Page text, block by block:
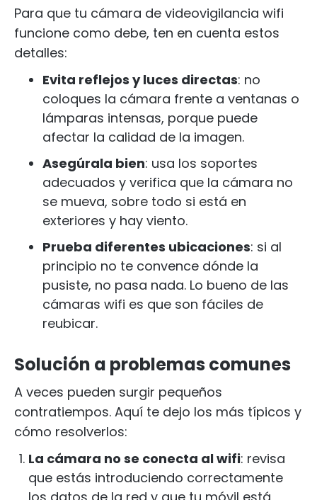
Para que tu cámara de videovigilancia wifi
funcione como debe, ten en cuenta estos
detalles:
Evita reflejos y luces directas: no
coloques la cámara frente a ventanas o
lámparas intensas, porque puede
afectar la calidad de la imagen.
Asegúrala bien: usa los soportes
adecuados y verifica que la cámara no
se mueva, sobre todo si está en
exteriores y hay viento.
Prueba diferentes ubicaciones: si al
principio no te convence dónde la
pusiste, no pasa nada. Lo bueno de las
cámaras wifi es que son fáciles de
reubicar.
Solución a problemas comunes
A veces pueden surgir pequeños
contratiempos. Aquí te dejo los más típicos y
cómo resolverlos:
La cámara no se conecta al wifi: revisa
que estás introduciendo correctamente